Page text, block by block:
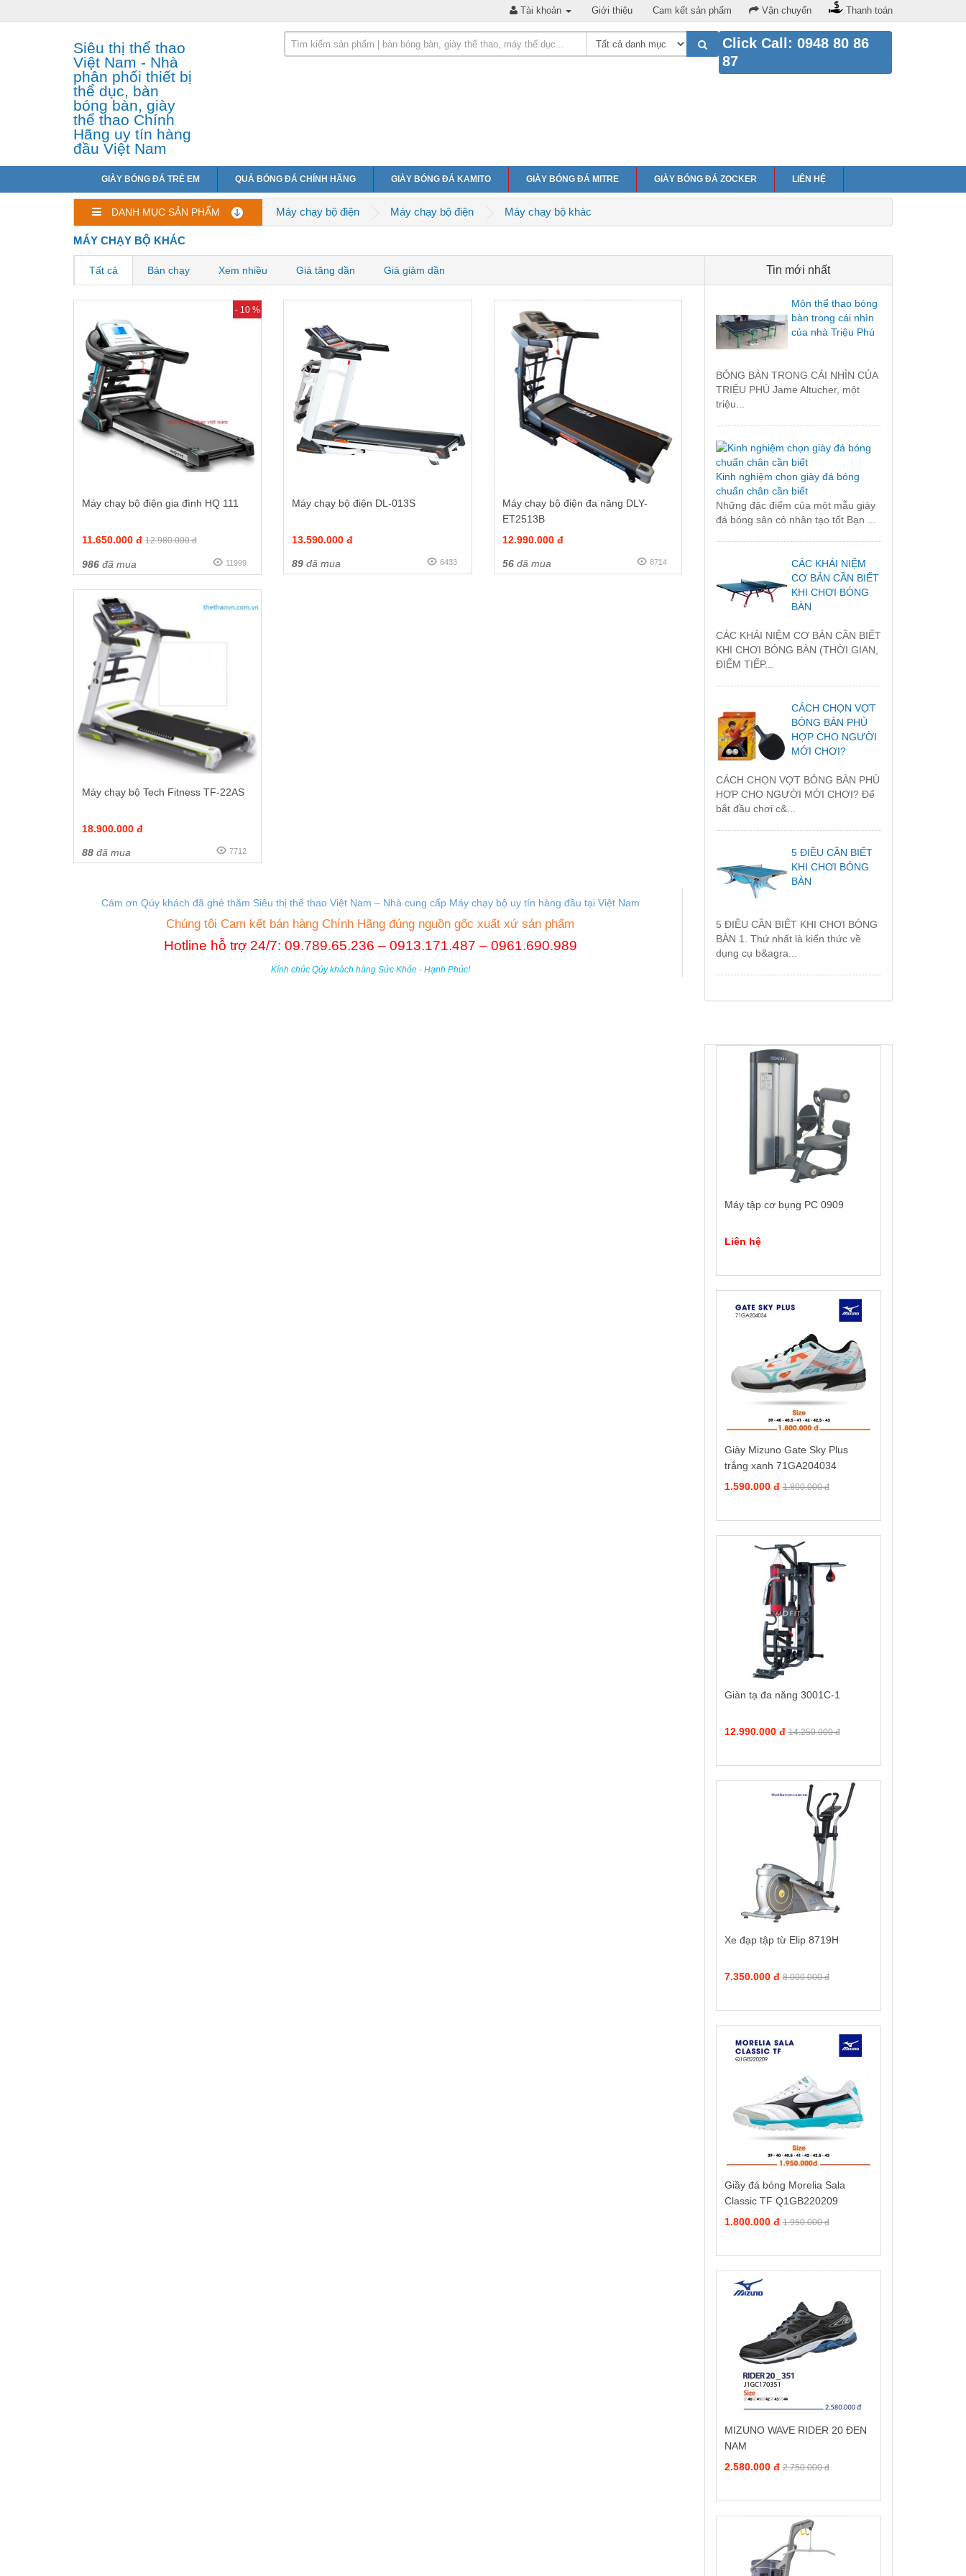
Tài khoản Giới thiệu Cam kết sản phẩm Vận chuyển Thanh toán
Siêu thị thể thao
Việt Nam - Nhà
phân phối thiết bị
thể dục, bàn
bóng bàn, giày
thể thao Chính
Hãng uy tín hàng
đầu Việt Nam
Click Call: 0948 80 86
87
GIÀY BÓNG ĐÁ TRẺ EM QUẢ BÓNG ĐÁ CHÍNH HÃNG GIÀY BÓNG ĐÁ KAMITO GIÀY BÓNG ĐÁ MITRE GIÀY BÓNG ĐÁ ZOCKER LIÊN HỆ
DANH MỤC SẢN PHẨM Máy chạy bộ điện Máy chạy bộ điện Máy chạy bộ khác
MÁY CHẠY BỘ KHÁC
Tất cả Bán chạy Xem nhiều Giá tăng dần Giá giảm dần
- 10 %
Máy chạy bộ điện gia đình HQ 111
11.650.000 đ 12.980.000 đ
986 đã mua 11999
Máy chạy bộ điện DL-013S
13.590.000 đ
89 đã mua 6433
Máy chạy bộ điện đa năng DLY-
ET2513B
12.990.000 đ
56đã mua 8714
Máy chạy bộ Tech Fitness TF-22AS
18.900.000 đ
88 đã mua 7712
Cám ơn Qúy khách đã ghé thăm Siêu thị thể thao Việt Nam – Nhà cung cấp Máy chạy bộ uy tín hàng đầu tại Việt Nam
Chúng tôi Cam kết bán hàng Chính Hãng đúng nguồn gốc xuất xứ sản phẩm
Hotline hỗ trợ 24/7: 09.789.65.236 – 0913.171.487 – 0961.690.989
Kính chúc Qúy khách hàng Sức Khỏe - Hạnh Phúc!
Tin mới nhất
Môn thể thao bóng
bàn trong cái nhìn
của nhà Triệu Phú
BÓNG BÀN TRONG CÁI NHÌN CỦA
TRIỆU PHÚ Jame Altucher, một
triệu...
Kinh nghiệm chọn giày đá bóng
chuẩn chân cần biết
Những đặc điểm của một mẫu giày
đá bóng sân cỏ nhân tạo tốt Bạn ...
CÁC KHÁI NIỆM
CƠ BẢN CẦN BIẾT
KHI CHƠI BÓNG
BÀN
CÁC KHÁI NIỆM CƠ BẢN CẦN BIẾT
KHI CHƠI BÓNG BÀN (THỜI GIAN,
ĐIỂM TIẾP...
CÁCH CHỌN VỢT
BÓNG BÀN PHÙ
HỢP CHO NGƯỜI
MỚI CHƠI?
CÁCH CHỌN VỢT BÓNG BÀN PHÙ
HỢP CHO NGƯỜI MỚI CHƠI? Để
bắt đầu chơi c&...
5 ĐIỀU CẦN BIẾT
KHI CHƠI BÓNG
BÀN
5 ĐIỀU CẦN BIẾT KHI CHƠI BÓNG
BÀN 1. Thứ nhất là kiến thức về
dụng cụ b&agra...
Máy tập cơ bụng PC 0909
Liên hệ
Giày Mizuno Gate Sky Plus
trắng xanh 71GA204034
1.590.000 đ 1.800.000 đ
Giàn tạ đa năng 3001C-1
12.990.000 đ 14.250.000 đ
Xe đạp tập từ Elip 8719H
7.350.000 đ 8.000.000 đ
Giầy đá bóng Morelia Sala
Classic TF Q1GB220209
1.800.000 đ 1.950.000 đ
MIZUNO WAVE RIDER 20 ĐEN
NAM
2.580.000 đ 2.750.000 đ